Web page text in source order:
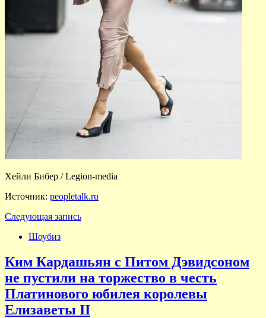
Хейли Бибер / Legion-media
Источник: peopletalk.ru
Следующая запись
Шоубиз
Ким Кардашьян с Питом Дэвидсоном
не пустили на торжество в честь
Платинового юбилея королевы
Елизаветы II